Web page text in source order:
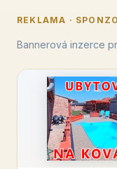
REKLAMA ·
Bannerová inzerce